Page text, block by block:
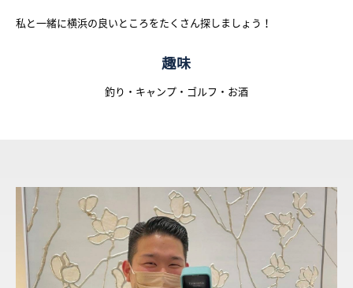
私と一緒に横浜の良いところをたくさん探しましょう！
趣味
釣り・キャンプ・ゴルフ・お酒